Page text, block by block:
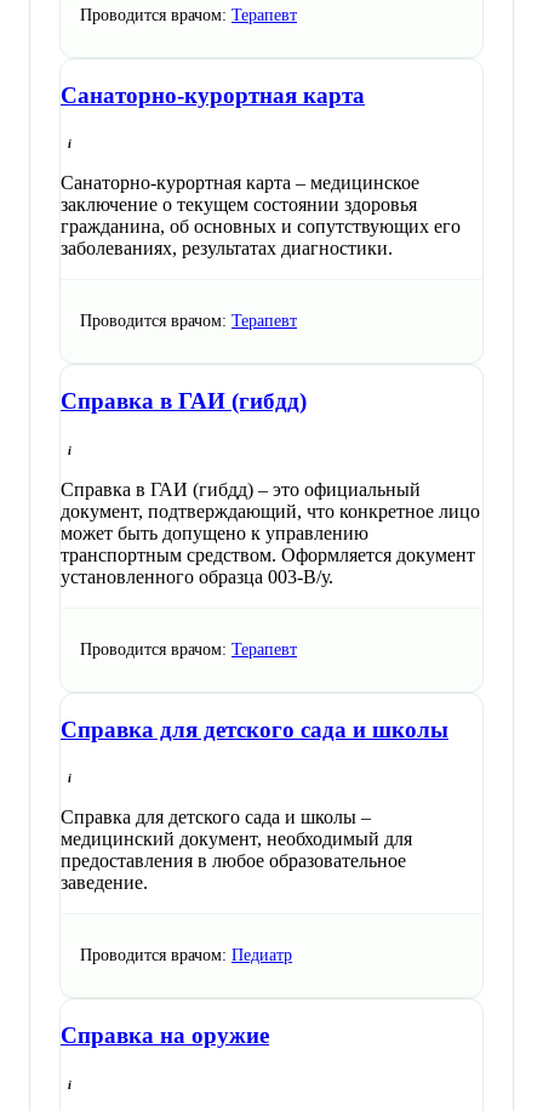
Проводится врачом: Терапевт
Санаторно-курортная карта
Санаторно-курортная карта – медицинское
заключение о текущем состоянии здоровья
гражданина, об основных и сопутствующих его
заболеваниях, результатах диагностики.
Проводится врачом: Терапевт
Справка в ГАИ (гибдд)
Справка в ГАИ (гибдд) – это официальный
документ, подтверждающий, что конкретное лицо
может быть допущено к управлению
транспортным средством. Оформляется документ
установленного образца 003-В/у.
Проводится врачом: Терапевт
Справка для детского сада и школы
Справка для детского сада и школы –
медицинский документ, необходимый для
предоставления в любое образовательное
заведение.
Проводится врачом: Педиатр
Справка на оружие